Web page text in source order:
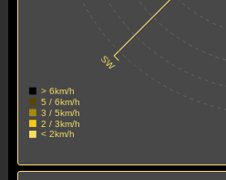
SW
< 2km/h
2 / 3km/h
3 / 5km/h
5 / 6km/h
> 6km/h